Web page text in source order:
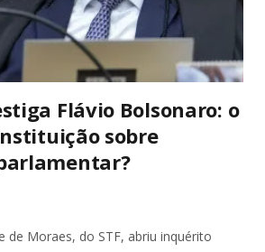
TV. Se você quer Mario, Pokémon
Tears of the Kingd...
Flávio Bolsonaro: o
sobre
de Moraes, do STF, abriu inquérito